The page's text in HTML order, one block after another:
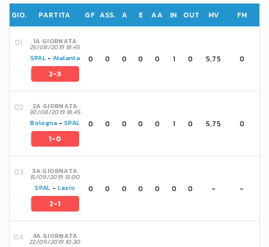
GIO. PARTITA GF ASS. A E AA IN OUT MV FM
1A GIORNATA
25/08/2019 18:45
SPAL -Atalanta
2-3
0 0 0 0 0 1 0 5,75 0
2A GIORNATA
30/08/2019 18:45
Bologna - SPAL
1-0
0 0 0 0 0 1 0 5,75 0
3A GIORNATA
15/09/2019 13:00
SPAL - Lazio
2-1
0 0 0 0 0 0 0 - -
4A GIORNATA
22/09/2019 10:30